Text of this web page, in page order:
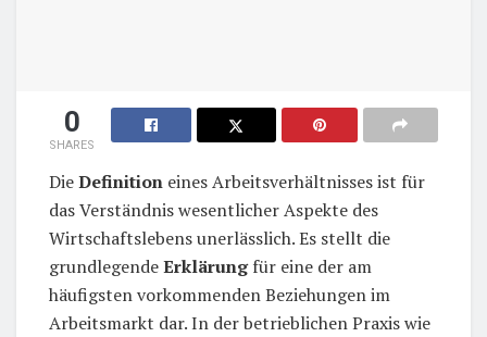
0
SHARES
DieDefinition eines Arbeitsverhältnisses ist für
das Verständnis wesentlicher Aspekte des
Wirtschaftslebens unerlässlich. Es stellt die
grundlegendeErklärungfür eine der am
häufigsten vorkommenden Beziehungen im
Arbeitsmarkt dar. In der betrieblichen Praxis wie